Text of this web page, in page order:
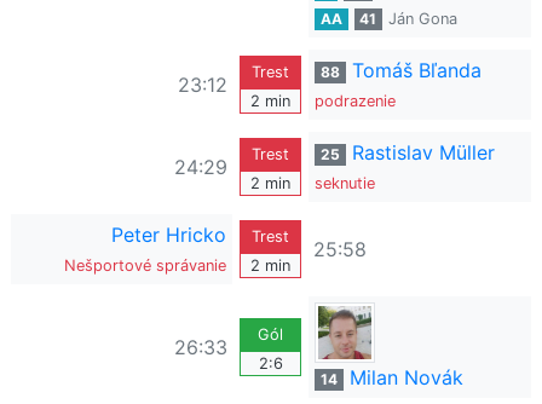
AA
41 Ján Gona
23:12
Trest
2 min
88 Tomáš Bľanda
podrazenie
24:29
Trest
2 min
25 Rastislav Müller
seknutie
Peter Hricko
Nešportové správanie
Trest
2 min
25:58
26:33
Gól
2:6
14
Milan Novák